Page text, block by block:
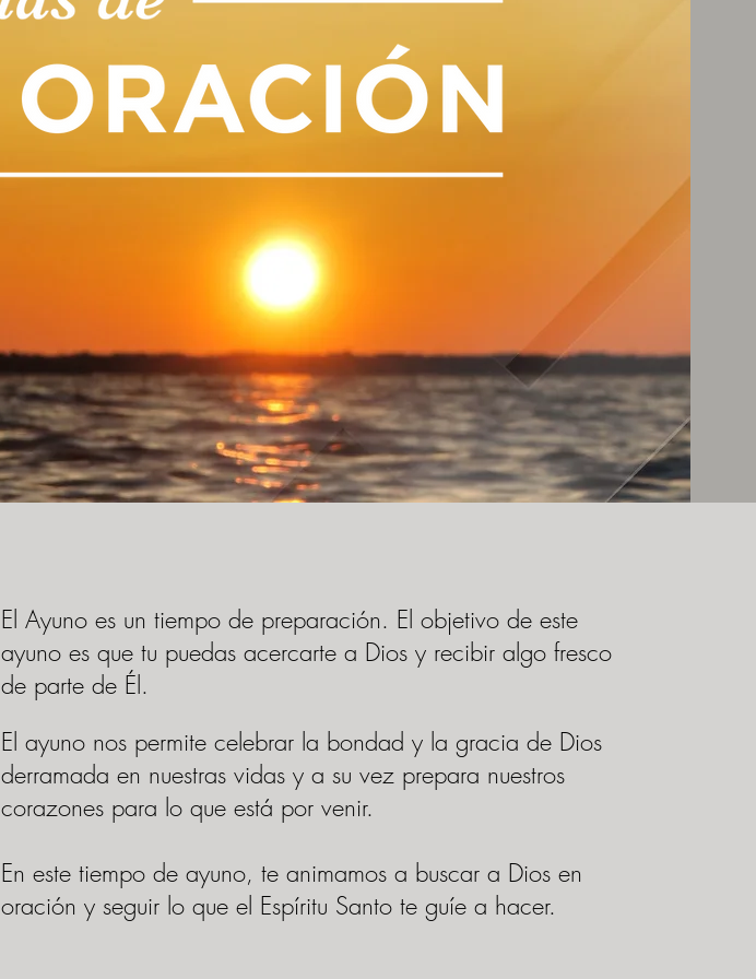
El Ayuno es un tiempo de preparación. El objetivo de este
ayuno es que tu puedas acercarte a Dios y recibir algo fresco
de parte de Él.
El ayuno nos permite celebrar la bondad y la gracia de Dios
derramada en nuestras vidas y a su vez prepara nuestros
corazones para lo que está por venir.
En este tiempo de ayuno, te animamos a buscar a Dios en
oración y seguir lo que el Espíritu Santo te guíe a hacer.